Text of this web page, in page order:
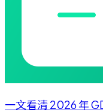
一文看清 2026 年